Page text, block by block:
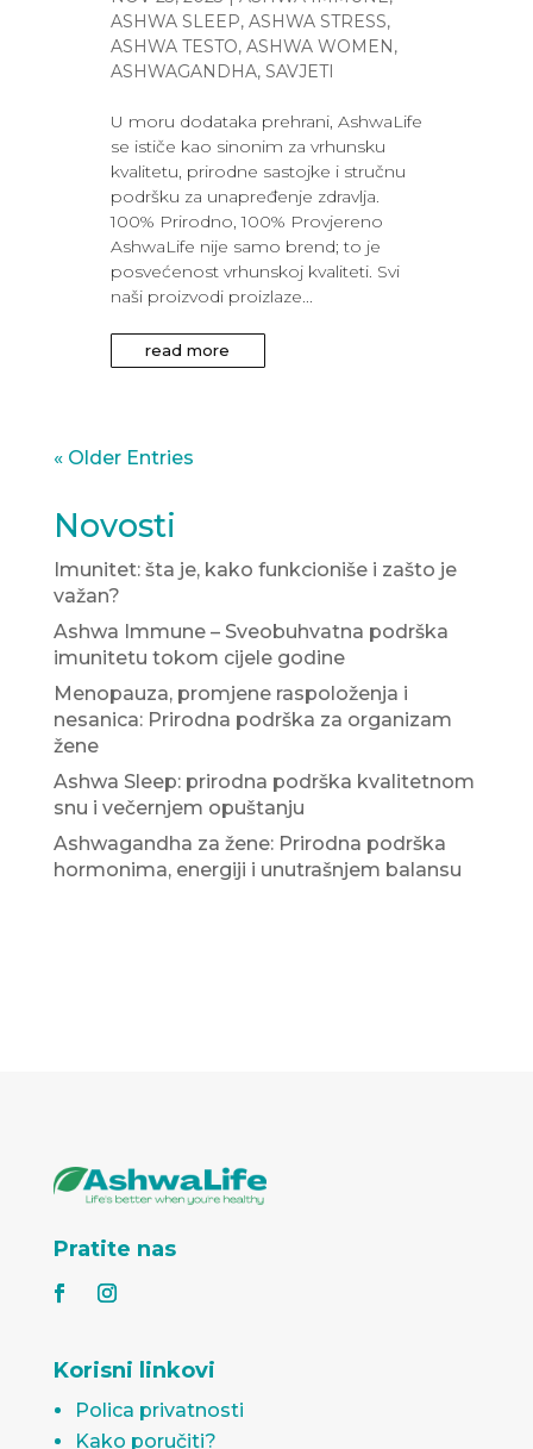
ASHWA SLEEP, ASHWA STRESS,
ASHWA TESTO, ASHWA WOMEN,
ASHWAGANDHA, SAVJETI
U moru dodataka prehrani, AshwaLife
se ističe kao sinonim za vrhunsku
kvalitetu, prirodne sastojke i stručnu
podršku za unapređenje zdravlja.
100% Prirodno, 100% Provjereno
AshwaLife nije samo brend; to je
posvećenost vrhunskoj kvaliteti. Svi
naši proizvodi proizlaze...
read more
« Older Entries
Novosti
Imunitet: šta je, kako funkcioniše i zašto je
važan?
Ashwa Immune – Sveobuhvatna podrška
imunitetu tokom cijele godine
Menopauza, promjene raspoloženja i
nesanica: Prirodna podrška za organizam
žene
Ashwa Sleep: prirodna podrška kvalitetnom
snu i večernjem opuštanju
Ashwagandha za žene: Prirodna podrška
hormonima, energiji i unutrašnjem balansu
Pratite nas
Korisni linkovi
Polica privatnosti
Kako poručiti?